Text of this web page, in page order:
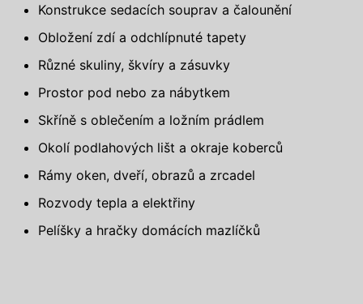
Konstrukce sedacích souprav a čalounění
Obložení zdí a odchlípnuté tapety
Různé skuliny, škvíry a zásuvky
Prostor pod nebo za nábytkem
Skříně s oblečením a ložním prádlem
Okolí podlahových lišt a okraje koberců
Rámy oken, dveří, obrazů a zrcadel
Rozvody tepla a elektřiny
Pelíšky a hračky domácích mazlíčků